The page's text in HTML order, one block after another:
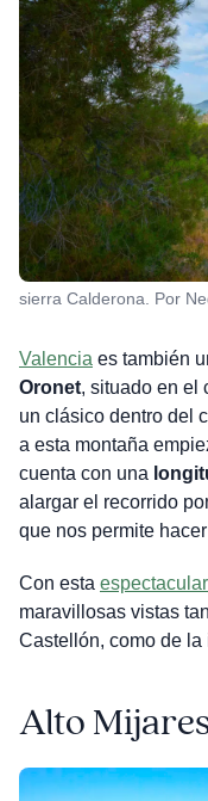
sierra Calderona. Por
Valencia es también
Oronet, situado en el
un clásico dentro del
a esta montaña
cuenta con una
alargar el recorrido
que nos permite
Con esta
maravillosas vistas
Castellón, como de
Alto